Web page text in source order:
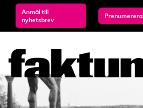
Anmäl till
nyhetsbrev
Prenumerera